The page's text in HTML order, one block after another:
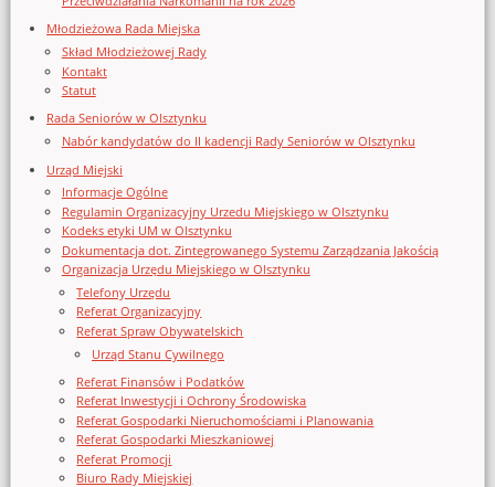
Młodzieżowa Rada Miejska
Skład Młodzieżowej Rady
Kontakt
Statut
Rada Seniorów w Olsztynku
Nabór kandydatów do II kadencji Rady Seniorów w Olsztynku
Urząd Miejski
Informacje Ogólne
Regulamin Organizacyjny Urzedu Miejskiego w Olsztynku
Kodeks etyki UM w Olsztynku
Dokumentacja dot. Zintegrowanego Systemu Zarządzania Jakością
Organizacja Urzędu Miejskiego w Olsztynku
Telefony Urzędu
Referat Organizacyjny
Referat Spraw Obywatelskich
Urząd Stanu Cywilnego
Referat Finansów i Podatków
Referat Inwestycji i Ochrony Środowiska
Referat Gospodarki Nieruchomościami i Planowania
Referat Gospodarki Mieszkaniowej
Referat Promocji
Biuro Rady Miejskiej